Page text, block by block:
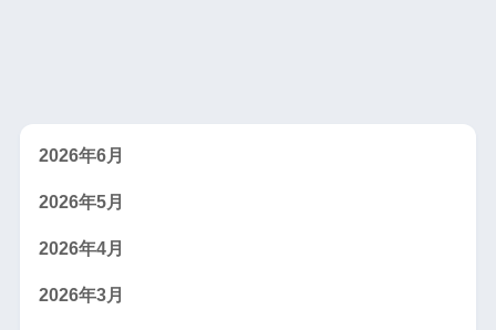
2026年6月
2026年5月
2026年4月
2026年3月